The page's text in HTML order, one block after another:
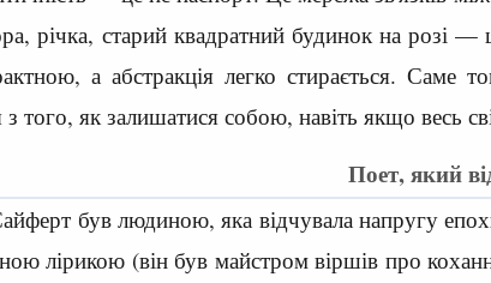
річка, старий квадратний будинок на розі —
а абстракція легко стирається.
з того, як залишатися собою, навіть якщо весь
Поет, який
був людиною, яка відчувала напругу
лірикою (він був майстром віршів про